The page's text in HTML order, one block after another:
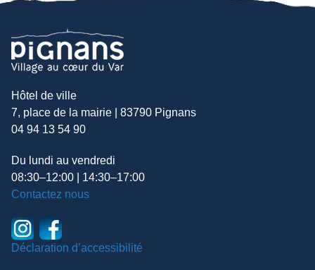
Hôtel de ville
7, place de la mairie | 83790 Pignans
04 94 13 54 90
Du lundi au vendredi
08:30–12:00 | 14:30–17:00
Contactez nous
Déclaration d’accessibilité